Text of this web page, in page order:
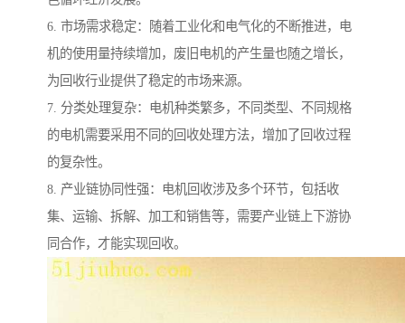
6. 市场需求稳定：随着工业化和电气化的不断推进，电
机的使用量持续增加，废旧电机的产生量也随之增长，
为回收行业提供了稳定的市场来源。
7. 分类处理复杂：电机种类繁多，不同类型、不同规格
的电机需要采用不同的回收处理方法，增加了回收过程
的复杂性。
8. 产业链协同性强：电机回收涉及多个环节，包括收
集、运输、拆解、加工和销售等，需要产业链上下游协
同合作，才能实现回收。